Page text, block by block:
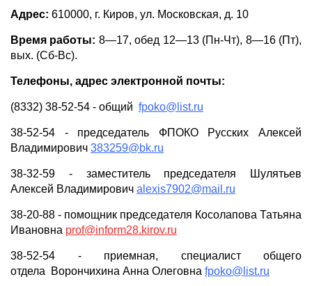
Адрес: 610000, г. Киров, yл. Мocкoвcкaя, д. 10
Время работы: 8—17, обед 12—13 (Пн-Чт), 8—16 (Пт),
вых. (Сб-Вс).
Телефоны, адрес электронной почты:
(8332) 38-52-54 - общий fpoko@list.ru
38-52-54 - председатель ФПОКО Русских Алексей
Владимирович 383259@bk.ru
38-32-59 - заместитель председателя Шулятьев
Алексей Владимирович alexis7902@mail.ru
38-20-88 - помощник председателя Косолапова Татьяна
Ивановна prof@inform28.kirov.ru
38-52-54 - приемная, специалист общего
отдела Ворончихина Анна Олеговна fpoko@list.ru